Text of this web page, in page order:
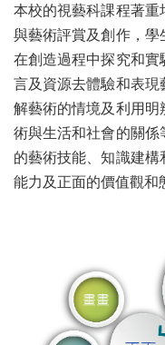
本校的視藝科課程著重
與藝術評賞及創作，學
在創造過程中探究和
言及資源去體驗和表現
解藝術的情境及利用
術與生活和社會的關係
的藝術技能、知識建
能力及正面的價值觀和